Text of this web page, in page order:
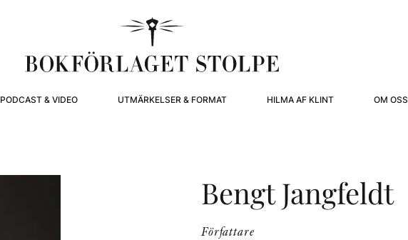
PODCAST & VIDEO UTMÄRKELSER & FORMAT HILMA AF KLINT OM OSS
Bengt Jangfeldt
Författare